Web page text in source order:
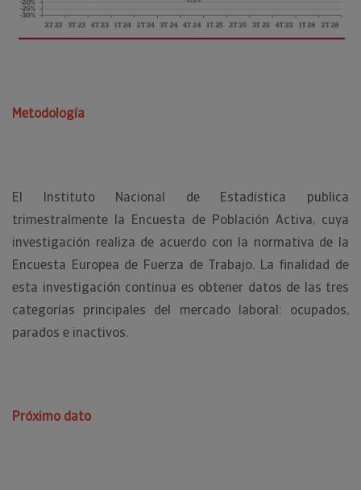
Metodología
El Instituto Nacional de Estadística publica
trimestralmente la Encuesta de Población Activa, cuya
investigación realiza de acuerdo con la normativa de la
Encuesta Europea de Fuerza de Trabajo. La finalidad de
esta investigación continua es obtener datos de las tres
categorías principales del mercado laboral: ocupados,
parados e inactivos.
Próximo dato